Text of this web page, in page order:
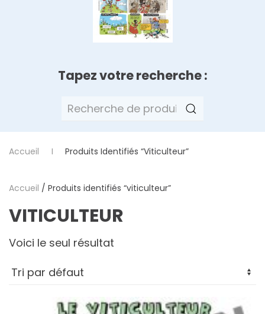
Tapez votre recherche :
Recherche
Accueil Produits Identifiés “viticulteur”
Accueil / Produits identifiés “viticulteur”
VITICULTEUR
Voici le seul résultat